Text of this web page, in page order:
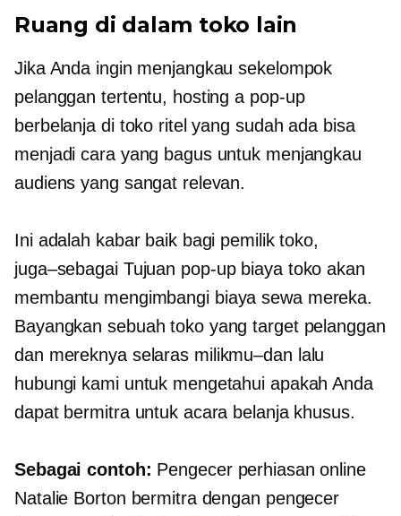
Ruang di dalam toko lain
Jika Anda ingin menjangkau sekelompok
pelanggan tertentu, hosting a pop-up
berbelanja di toko ritel yang sudah ada bisa
menjadi cara yang bagus untuk menjangkau
audiens yang sangat relevan.
Ini adalah kabar baik bagi pemilik toko,
juga–sebagaiTujuan pop-upbiaya toko akan
membantu mengimbangi biaya sewa mereka.
Bayangkan sebuah toko yang target pelanggan
dan mereknya selaras milikmu–dan lalu
hubungi kami untuk mengetahui apakah Anda
dapat bermitra untuk acara belanja khusus.
Sebagai contoh: Pengecer perhiasan online
Natalie Borton bermitra dengan pengecer